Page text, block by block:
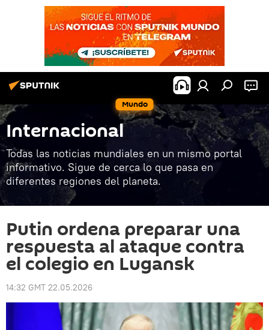
Mundo
Internacional
Todas las noticias mundiales en un mismo portal
informativo. Sigue de cerca lo que pasa en
diferentes regiones del planeta.
Putin ordena preparar una
respuesta al ataque contra
el colegio en Lugansk
14:32 GMT 22.05.2026